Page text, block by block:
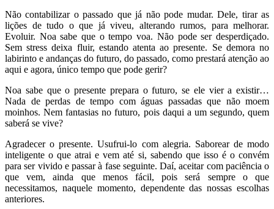
Não contabilizar o passado que já não pode mudar. Dele, tirar as
lições de tudo o que já viveu, alterando rumos, para melhorar.
Evoluir. Noa sabe que o tempo voa. Não pode ser desperdiçado.
Sem stress deixa fluir, estando atenta ao presente. Se demora no
labirinto e andanças do futuro, do passado, como prestará atenção ao
aqui e agora, único tempo que pode gerir?
Noa sabe que o presente prepara o futuro, se ele vier a existir…
Nada de perdas de tempo com águas passadas que não moem
moinhos. Nem fantasias no futuro, pois daqui a um segundo, quem
saberá se vive?
Agradecer o presente. Usufrui-lo com alegria. Saborear de modo
inteligente o que atrai e vem até si, sabendo que isso é o convém
para ser vivido e passar à fase seguinte. Daí, aceitar com paciência o
que vem, ainda que menos fácil, pois será sempre o que
necessitamos, naquele momento, dependente das nossas escolhas
anteriores.